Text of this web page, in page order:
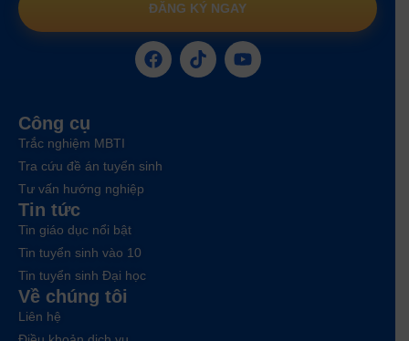
ĐĂNG KÝ NGAY
Công cụ
Trắc nghiệm MBTI
Tra cứu đề án tuyển sinh
Tư vấn hướng nghiệp
Tin tức
Tin giáo dục nổi bật
Tin tuyển sinh vào 10
Tin tuyển sinh Đại học
Về chúng tôi
Liên hệ